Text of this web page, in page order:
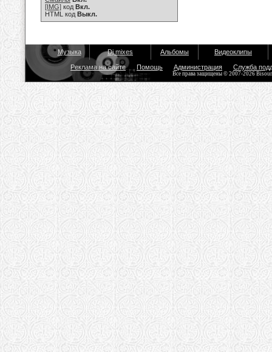
[IMG] код Вкл.
HTML код Выкл.
Музыка Dj mixes Альбомы Видеоклипы
Реклама на сайте Помощь Администрация Служба
Все права защищены © 2007-2026